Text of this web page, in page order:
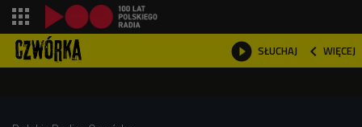
 SŁUCHAJ  WIĘCEJ
